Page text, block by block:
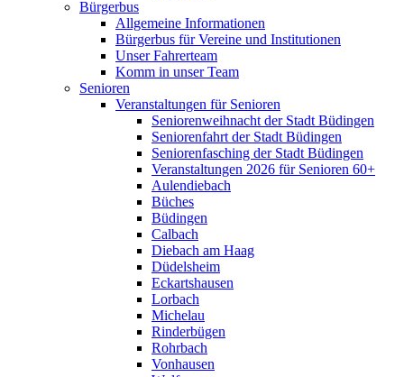
Bürgerbus
Allgemeine Informationen
Bürgerbus für Vereine und Institutionen
Unser Fahrerteam
Komm in unser Team
Senioren
Veranstaltungen für Senioren
Seniorenweihnacht der Stadt Büdingen
Seniorenfahrt der Stadt Büdingen
Seniorenfasching der Stadt Büdingen
Veranstaltungen 2026 für Senioren 60+
Aulendiebach
Büches
Büdingen
Calbach
Diebach am Haag
Düdelsheim
Eckartshausen
Lorbach
Michelau
Rinderbügen
Rohrbach
Vonhausen